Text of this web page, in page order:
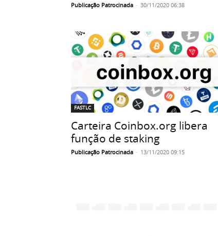
Publicação Patrocinada - 30/11/2020 06:38
FASTLC
Carteira Coinbox.org libera
função de staking
Publicação Patrocinada - 13/11/2020 09:15